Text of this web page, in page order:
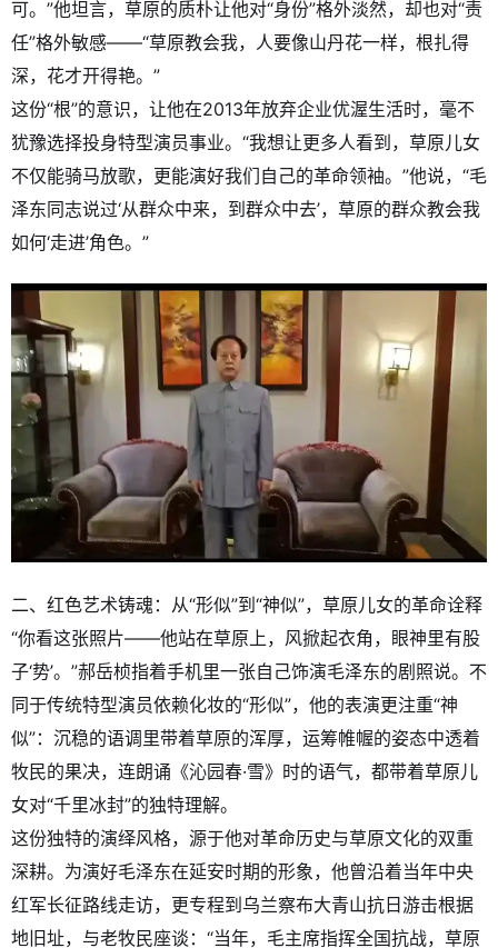
可。”他坦言，草原的质朴让他对“身份”格外淡然，却也对“责
任”格外敏感——“草原教会我，人要像山丹花一样，根扎得
深，花才开得艳。”
这份“根”的意识，让他在2013年放弃企业优渥生活时，毫不
犹豫选择投身特型演员事业。“我想让更多人看到，草原儿女
不仅能骑马放歌，更能演好我们自己的革命领袖。”他说，“毛
泽东同志说过‘从群众中来，到群众中去’，草原的群众教会我
如何‘走进’角色。”
二、红色艺术铸魂：从“形似”到“神似”，草原儿女的革命诠释
“你看这张照片——他站在草原上，风掀起衣角，眼神里有股
子‘势’。”郝岳桢指着手机里一张自己饰演毛泽东的剧照说。不
同于传统特型演员依赖化妆的“形似”，他的表演更注重“神
似”：沉稳的语调里带着草原的浑厚，运筹帷幄的姿态中透着
牧民的果决，连朗诵《沁园春·雪》时的语气，都带着草原儿
女对“千里冰封”的独特理解。
这份独特的演绎风格，源于他对革命历史与草原文化的双重
深耕。为演好毛泽东在延安时期的形象，他曾沿着当年中央
红军长征路线走访，更专程到乌兰察布大青山抗日游击根据
地旧址，与老牧民座谈：“当年，毛主席指挥全国抗战，草原